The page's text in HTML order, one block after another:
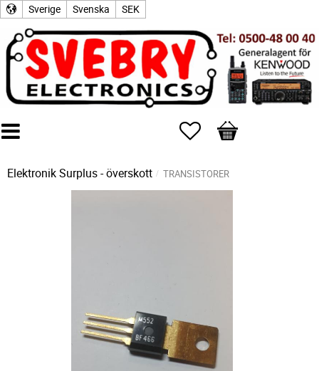
Sverige Svenska SEK
Favoriter
Kundvagn
Elektronik Surplus - överskott TRANSISTORER